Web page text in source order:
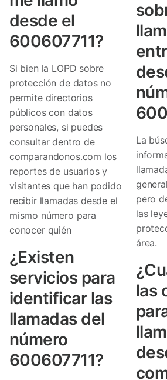
desde el
600607711?
Si bien la LOPD sobre
protección de datos no
permite directorios
públicos con datos
personales, si puedes
consultar dentro de
comparandonos.com los
reportes de usuarios y
visitantes que han podido
recibir llamadas desde el
mismo número para
conocer quién
¿Existen
servicios para
identificar las
llamadas del
número
600607711?
La
pero
las
área.
las